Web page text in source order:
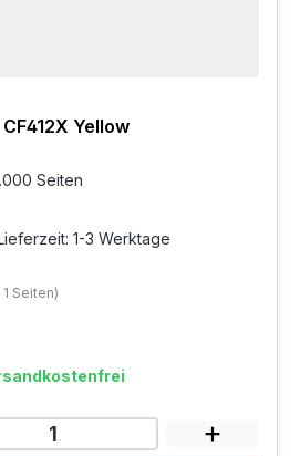
Yellow
Seiten
1-3 Werktage
Seiten)